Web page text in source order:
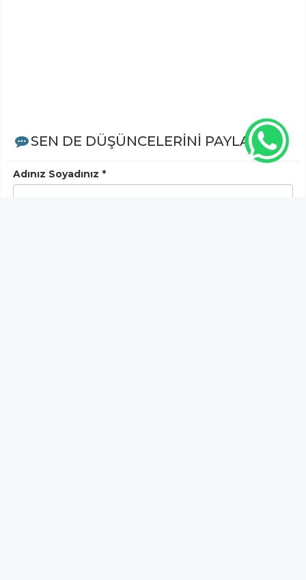
SEN DE DÜŞÜNCELERİNİ PAYLAŞ!
Adınız Soyadınız *